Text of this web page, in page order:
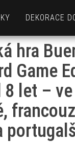
DEKORACE
hra
Game
8 let – ve